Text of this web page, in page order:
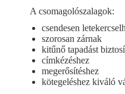
A csomagolószalagok:
csendesen
szorosan zárnak
kitűnő tapadást
címkézéshez
megerősítéshez
kötegeléshez kiváló